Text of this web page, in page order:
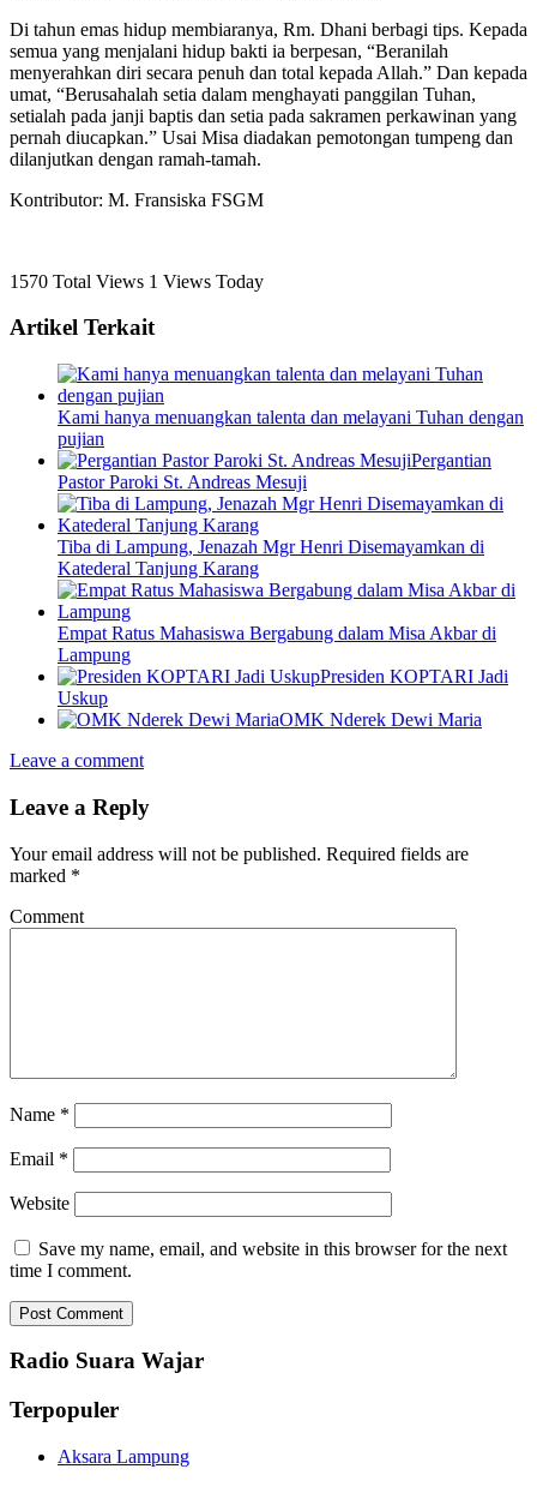
Di tahun emas hidup membiaranya, Rm. Dhani berbagi tips. Kepada
semua yang menjalani hidup bakti ia berpesan, “Beranilah
menyerahkan diri secara penuh dan total kepada Allah.” Dan kepada
umat, “Berusahalah setia dalam menghayati panggilan Tuhan,
setialah pada janji baptis dan setia pada sakramen perkawinan yang
pernah diucapkan.” Usai Misa diadakan pemotongan tumpeng dan
dilanjutkan dengan ramah-tamah.
Kontributor: M. Fransiska FSGM
1570 Total Views 1 Views Today
Artikel Terkait
Kami hanya menuangkan talenta dan melayani Tuhan dengan
pujian
Pergantian
Pastor Paroki St. Andreas Mesuji
Tiba di Lampung, Jenazah Mgr Henri Disemayamkan di
Katederal Tanjung Karang
Empat Ratus Mahasiswa Bergabung dalam Misa Akbar di
Lampung
Presiden KOPTARI Jadi
Uskup
OMK Nderek Dewi Maria
Leave a comment
Leave a Reply
Your email address will not be published. Required fields are
marked *
Comment
Name *
Email *
Website
Save my name, email, and website in this browser for the next
time I comment.
Radio Suara Wajar
Terpopuler
Aksara Lampung